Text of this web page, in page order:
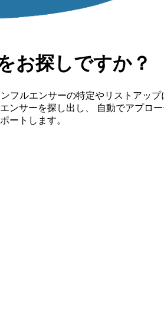
お探しですか？
フルエンサーの特定やリストアッ
サーを探し出し、 自動でアプロ
ートします。